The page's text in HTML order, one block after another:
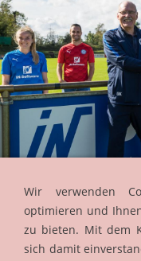
Wir verwenden
optimieren und
zu bieten. Mit dem
sich damit